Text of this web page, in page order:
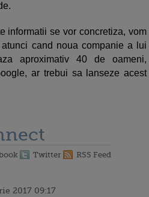
informatii se vor concretiza, vom
cand noua companie a lui
aproximativ 40 de oameni,
ar trebui sa lanseze acest
Twitter RSS Feed
2017 09:17